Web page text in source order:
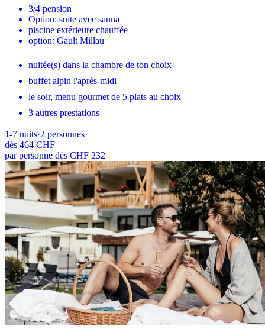
3/4 pension
Option: suite avec sauna
piscine extérieure chauffée
option: Gault Millau
nuitée(s) dans la chambre de ton choix
buffet alpin l'après-midi
le soir, menu gourmet de 5 plats au choix
3 autres prestations
1-7 nuits·2 personnes·
dès 464 CHF
par personne dès CHF 232